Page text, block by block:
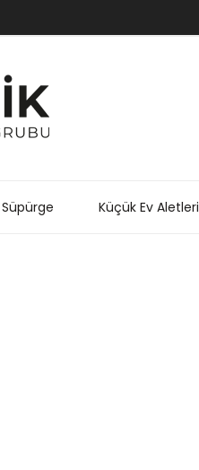
Küçük Ev Aletleri